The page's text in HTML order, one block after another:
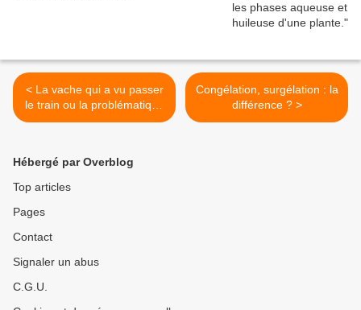
< La vache qui a vu passer
le train ou la problématique
du redressage
Congélation, surgélation : la
différence ? >
Hébergé par Overblog
Top articles
Pages
Contact
Signaler un abus
C.G.U.